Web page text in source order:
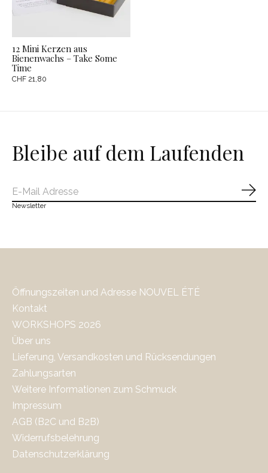
12 Mini Kerzen aus
Bienenwachs – Take Some
Time
CHF 21,80
Bleibe auf dem Laufenden
Newsletter
Öffnungszeiten und Adresse NOUVEL ÉTÉ
Kontakt
WORKSHOPS 2026
Über uns
Lieferung, Versandkosten und Rücksendungen
Zahlungsarten
Weitere Informationen zum Schmuck
Impressum
AGB (B2C und B2B)
Widerrufsbelehrung
Datenschutzerklärung